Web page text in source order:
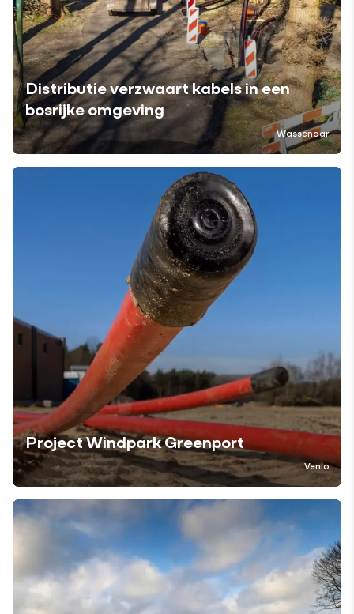
Distributie verzwaart kabels in een
bosrijke omgeving
Wassenaar
Project Windpark Greenport
Venlo